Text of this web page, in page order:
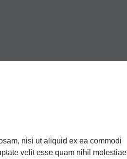
nisi ut aliquid ex ea commodi
velit esse quam nihil molestiae